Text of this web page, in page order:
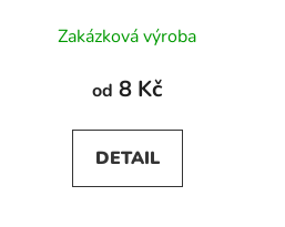
Zakázková výroba
od 8 Kč
DETAIL